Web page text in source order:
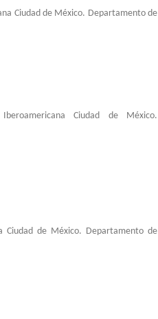
Ciudad de México. Departamento de
Iberoamericana Ciudad de México.
Ciudad de México. Departamento de